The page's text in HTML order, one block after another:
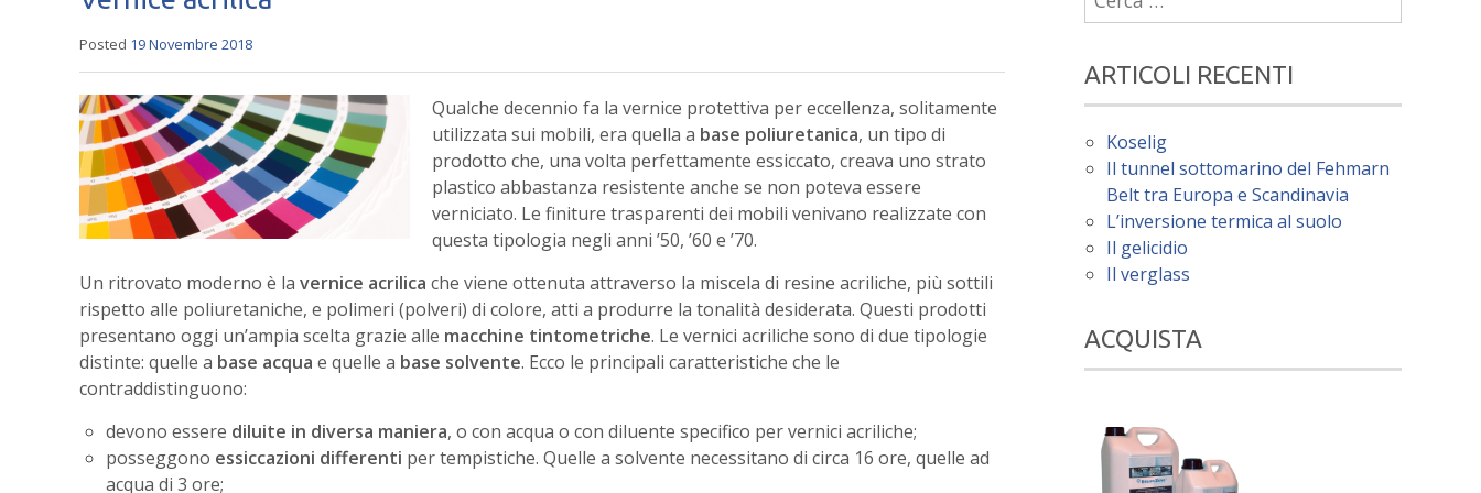
Posted 19 Novembre 2018
Qualche decennio fa la vernice protettiva per eccellenza, solitamente
utilizzata sui mobili, era quella a base poliuretanica, un tipo di
prodotto che, una volta perfettamente essiccato, creava uno strato
plastico abbastanza resistente anche se non poteva essere
verniciato. Le finiture trasparenti dei mobili venivano realizzate con
questa tipologia negli anni ’50, ’60 e ’70.
Un ritrovato moderno è la vernice acrilica che viene ottenuta attraverso la miscela di resine acriliche, più sottili
rispetto alle poliuretaniche, e polimeri (polveri) di colore, atti a produrre la tonalità desiderata. Questi prodotti
presentano oggi un’ampia scelta grazie alle macchine tintometriche. Le vernici acriliche sono di due tipologie
distinte: quelle a base acqua e quelle a base solvente. Ecco le principali caratteristiche che le
contraddistinguono:
devono essere diluite in diversa maniera, o con acqua o con diluente specifico per vernici acriliche;
posseggono essiccazioni differenti per tempistiche. Quelle a solvente necessitano di circa 16 ore, quelle ad
acqua di 3 ore;
per:
ARTICOLI RECENTI
Koselig
Il tunnel sottomarino del Fehmarn
Belt tra Europa e Scandinavia
L’inversione termica al suolo
Il gelicidio
Il verglass
ACQUISTA